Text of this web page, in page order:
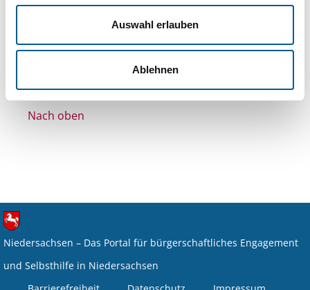
Auswahl erlauben
Ablehnen
Themen: Kinder, Jugendliche & Familie
Alle Filter entfernen
Nach oben
Niedersachsen – Das Portal für bürgerschaftliches Engagement
und Selbsthilfe in Niedersachsen